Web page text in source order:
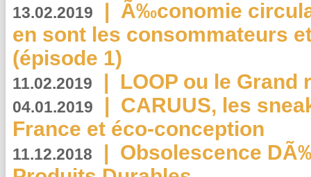
13.02.2019 | Ã‰conomie
en sont les consommateurs
(épisode 1)
11.02.2019 | LOOP ou le Grand
04.01.2019 | CARUUS, les
France et éco-conception
11.12.2018 | Obsolescence